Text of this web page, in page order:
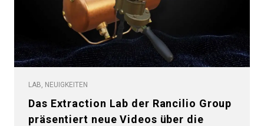
LAB, NEUIGKEITEN
Das Extraction Lab der Rancilio Group
präsentiert neue Videos über die
Datenschutzerklärung